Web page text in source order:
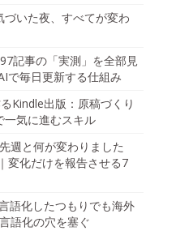
いた夜、すべてが変わ
記事の「実測」を全部見
で毎日更新する仕組み
Kindle出版：原稿づくり
一気に進むスキル
週と何が変わりました
変化だけを報告させる7
語化したつもりでも海外
語化の穴を塞ぐ